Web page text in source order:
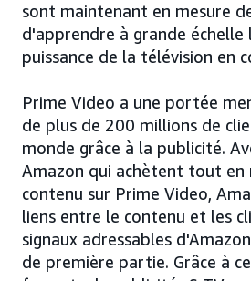
sont maintenant en mesure
d'apprendre à grande échelle
puissance de la télévision en
Prime Video a une portée
de plus de 200 millions de
monde grâce à la publicité.
Amazon qui achètent tout en
contenu sur Prime Video,
liens entre le contenu et les
signaux adressables
de première partie. Grâce à